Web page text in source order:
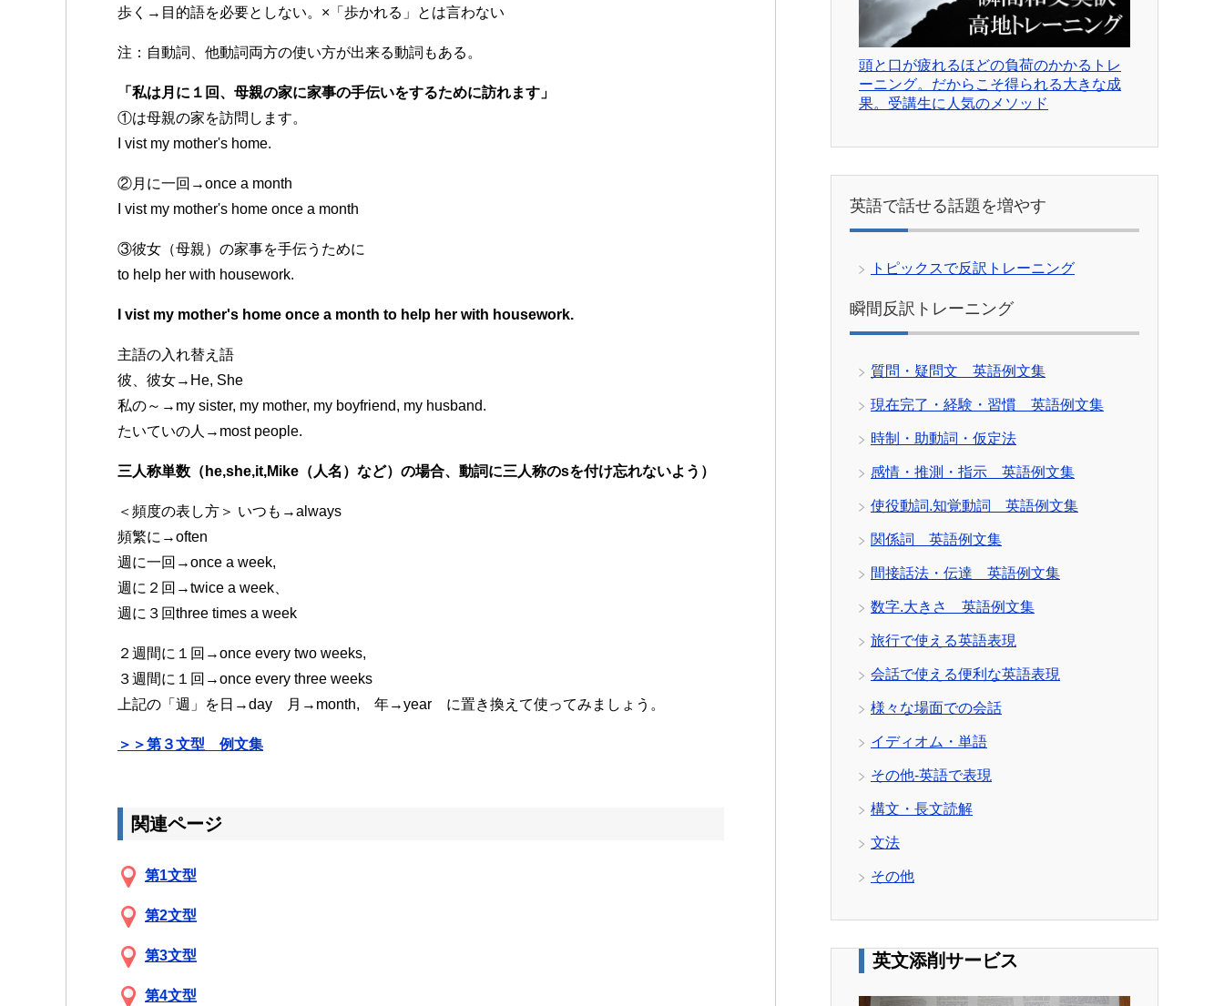
歩く→目的語を必要としない。×「歩かれる」とは言わない
注：自動詞、他動詞両方の使い方が出来る動詞もある。
「私は月に１回、母親の家に家事の手伝いをするために訪れます」
①は母親の家を訪問します。
I vist my mother's home.
②月に一回→once a month
I vist my mother's home once a month
③彼女（母親）の家事を手伝うために
to help her with housework.
I vist my mother's home once a month to help her with housework.
主語の入れ替え語
彼、彼女→He, She
私の～→my sister, my mother, my boyfriend, my husband.
たいていの人→most people.
三人称単数（he,she,it,Mike（人名）など）の場合、動詞に三人称のsを付け忘れないよう）
＜頻度の表し方＞ いつも→always
頻繁に→often
週に一回→once a week,
週に２回→twice a week、
週に３回three times a week
２週間に１回→once every two weeks,
３週間に１回→once every three weeks
上記の「週」を日→day 月→month, 年→year に置き換えて使ってみましょう。
＞＞第３文型 例文集
関連ページ
第1文型
第2文型
第3文型
第4文型
頭と口が疲れるほどの負荷のかかるトレ
ーニング。だからこそ得られる大きな成
果。受講生に人気のメソッド
英語で話せる話題を増やす
トピックスで反訳トレーニング
瞬間反訳トレーニング
質問・疑問文 英語例文集
現在完了・経験・習慣 英語例文集
時制・助動詞・仮定法
感情・推測・指示 英語例文集
使役動詞.知覚動詞 英語例文集
関係詞 英語例文集
間接話法・伝達 英語例文集
数字.大きさ 英語例文集
旅行で使える英語表現
会話で使える便利な英語表現
様々な場面での会話
イディオム・単語
その他-英語で表現
構文・長文読解
文法
その他
英文添削サービス